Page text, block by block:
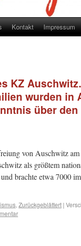
Kontakt Impressum
KZ
wurden in
über den
von Auschwitz
als größtem
brachte etwa 7000
, Zurückgeblättert |